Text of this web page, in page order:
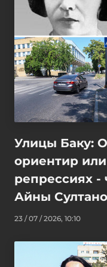
Улицы Баку:
ориентир
репрессиях -
Айны
23 / 07 / 2026, 10:10